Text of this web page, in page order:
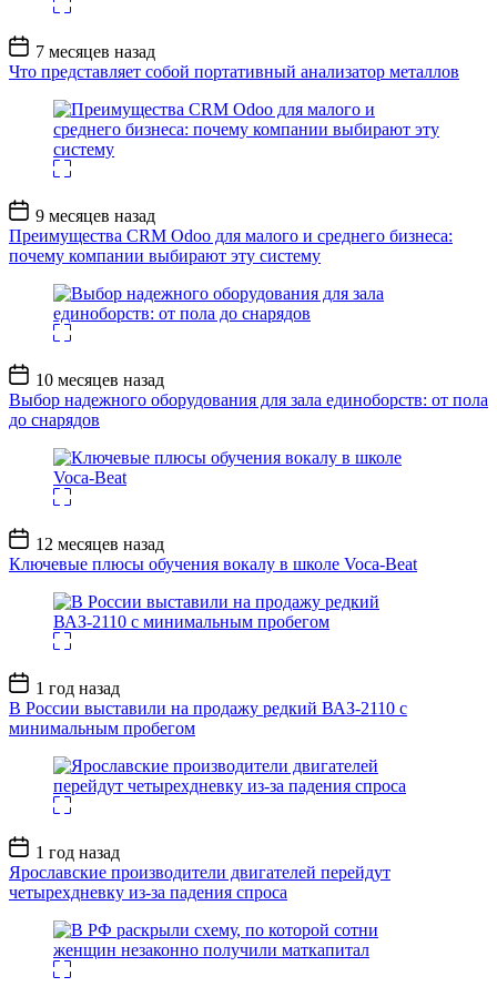
Дата
записи
7 месяцев назад
Что представляет собой портативный анализатор металлов
Дата
записи
9 месяцев назад
Преимущества CRM Odoo для малого и среднего бизнеса:
почему компании выбирают эту систему
Дата
записи
10 месяцев назад
Выбор надежного оборудования для зала единоборств: от пола
до снарядов
Дата
записи
12 месяцев назад
Ключевые плюсы обучения вокалу в школе Voca-Beat
Дата
записи
1 год назад
В России выставили на продажу редкий ВАЗ-2110 с
минимальным пробегом
Дата
записи
1 год назад
Ярославские производители двигателей перейдут
четырехдневку из-за падения спроса